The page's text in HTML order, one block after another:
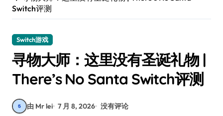
Switch评测
Switch游戏
寻物大师：这里没有圣诞礼物 |
There’s No Santa Switch评测
由 Mr lei 7 月 8, 2026 没有评论